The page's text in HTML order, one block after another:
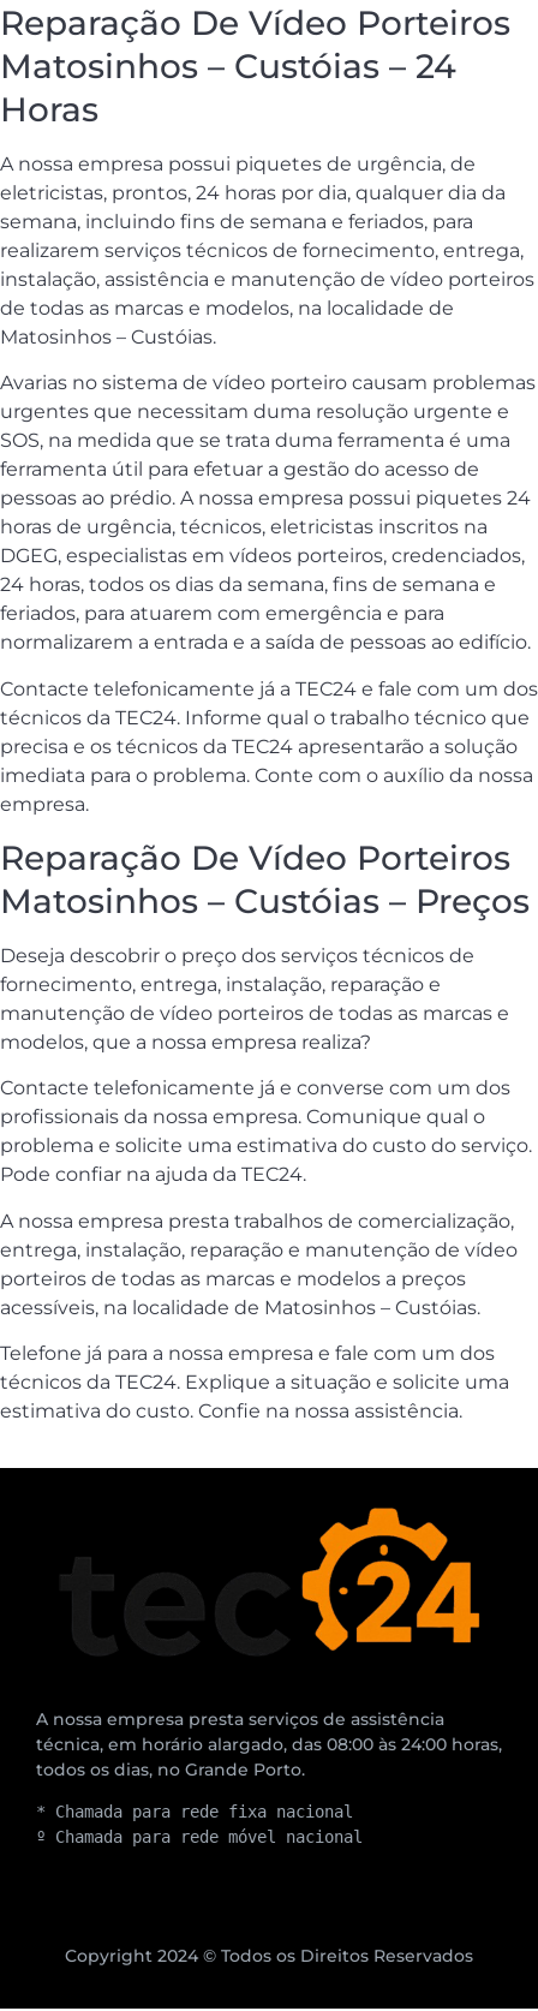
Reparação De Vídeo Porteiros
Matosinhos – Custóias – 24
Horas
A nossa empresa possui piquetes de urgência, de
eletricistas, prontos, 24 horas por dia, qualquer dia da
semana, incluindo fins de semana e feriados, para
realizarem serviços técnicos de fornecimento, entrega,
instalação, assistência e manutenção de vídeo porteiros
de todas as marcas e modelos, na localidade de
Matosinhos – Custóias.
Avarias no sistema de vídeo porteiro causam problemas
urgentes que necessitam duma resolução urgente e
SOS, na medida que se trata duma ferramenta é uma
ferramenta útil para efetuar a gestão do acesso de
pessoas ao prédio. A nossa empresa possui piquetes 24
horas de urgência, técnicos, eletricistas inscritos na
DGEG, especialistas em vídeos porteiros, credenciados,
24 horas, todos os dias da semana, fins de semana e
feriados, para atuarem com emergência e para
normalizarem a entrada e a saída de pessoas ao edifício.
Contacte telefonicamente já a TEC24 e fale com um dos
técnicos da TEC24. Informe qual o trabalho técnico que
precisa e os técnicos da TEC24 apresentarão a solução
imediata para o problema. Conte com o auxílio da nossa
empresa.
Reparação De Vídeo Porteiros
Matosinhos – Custóias – Preços
Deseja descobrir o preço dos serviços técnicos de
fornecimento, entrega, instalação, reparação e
manutenção de vídeo porteiros de todas as marcas e
modelos, que a nossa empresa realiza?
Contacte telefonicamente já e converse com um dos
profissionais da nossa empresa. Comunique qual o
problema e solicite uma estimativa do custo do serviço.
Pode confiar na ajuda da TEC24.
A nossa empresa presta trabalhos de comercialização,
entrega, instalação, reparação e manutenção de vídeo
porteiros de todas as marcas e modelos a preços
acessíveis, na localidade de Matosinhos – Custóias.
Telefone já para a nossa empresa e fale com um dos
técnicos da TEC24. Explique a situação e solicite uma
estimativa do custo. Confie na nossa assistência.
A nossa empresa presta serviços de assistência
técnica, em horário alargado, das 08:00 às 24:00 horas,
todos os dias, no Grande Porto.
* Chamada para rede fixa nacional
º Chamada para rede móvel nacional
Copyright 2024 © Todos os Direitos Reservados